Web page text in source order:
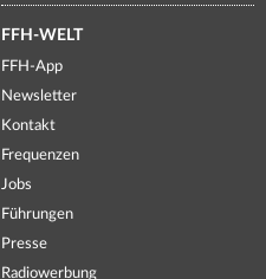
FFH-WELT
FFH-App
Newsletter
Kontakt
Frequenzen
Jobs
Führungen
Presse
Radiowerbung